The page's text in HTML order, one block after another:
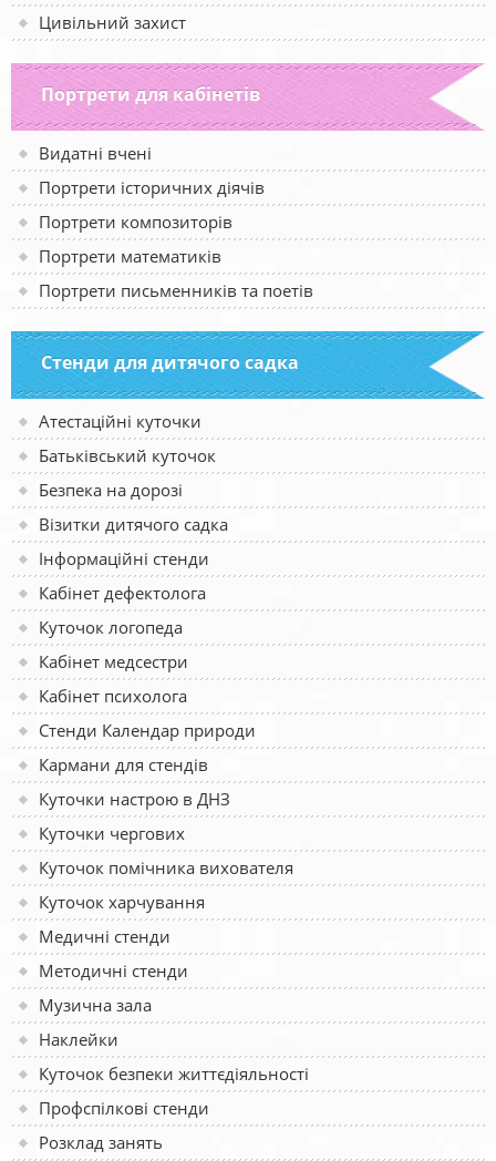
Цивільний захист
Портрети для кабінетів
Видатні вчені
Портрети історичних діячів
Портрети композиторів
Портрети математиків
Портрети письменників та поетів
Стенди для дитячого садка
Атестаційні куточки
Батьківський куточок
Безпека на дорозі
Візитки дитячого садка
Інформаційні стенди
Кабінет дефектолога
Куточок логопеда
Кабінет медсестри
Кабінет психолога
Стенди Календар природи
Кармани для стендів
Куточки настрою в ДНЗ
Куточки чергових
Куточок помічника вихователя
Куточок харчування
Медичні стенди
Методичні стенди
Музична зала
Наклейки
Куточок безпеки життєдіяльності
Профспілкові стенди
Розклад занять